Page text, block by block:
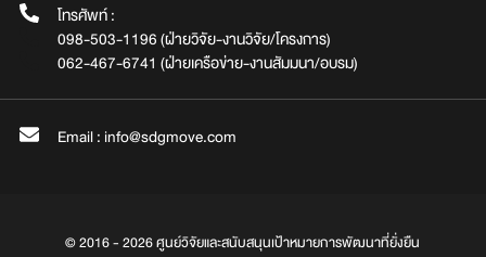
โทรศัพท์ :
098-503-1196 (ฝ่ายวิจัย-งานวิจัย/โครงการ)
062-467-6741 (ฝ่ายเครือข่าย-งานสัมมนา/อบรม)
Email : info@sdgmove.com
© 2016 - 2026 ศูนย์วิจัยและสนับสนุนเป้าหมายการพัฒนาที่ยั่งยืน